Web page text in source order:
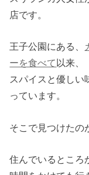
店です。
王子公園にある、
ーを食べて 以来、
スパイスと優しい
っています。
そこで見つけたの
住んでいるところ